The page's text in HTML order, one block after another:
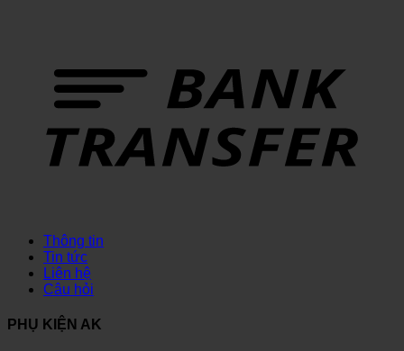
Thông tin
Tin tức
Liên hệ
Câu hỏi
PHỤ KIỆN AK